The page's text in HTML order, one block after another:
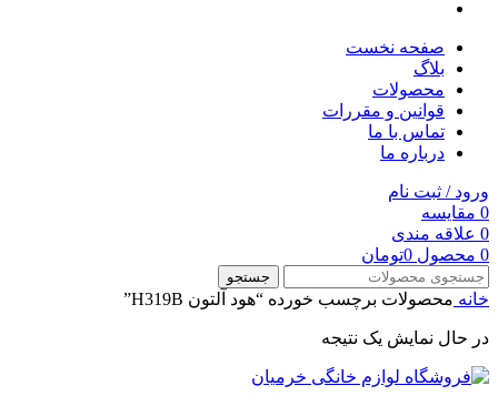
صفحه نخست
بلاگ
محصولات
قوانین و مقررات
تماس با ما
درباره ما
ورود / ثبت نام
0 مقایسه
0 علاقه مندی
0 محصول 0تومان
جستجو
خانه محصولات برچسب خورده “هود آلتون H319B”
در حال نمایش یک نتیجه